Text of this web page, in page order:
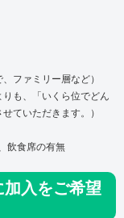
ファミリー層など）
も、「いくら位でどん
ていただきます。）
飲食席の有無
加入をご希望